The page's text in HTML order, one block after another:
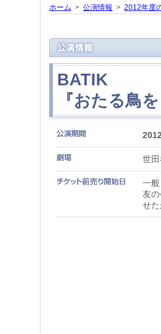
ホーム > 公演情報 > 2012年度
BATIK
『おたる鳥
世
一般
友
せ